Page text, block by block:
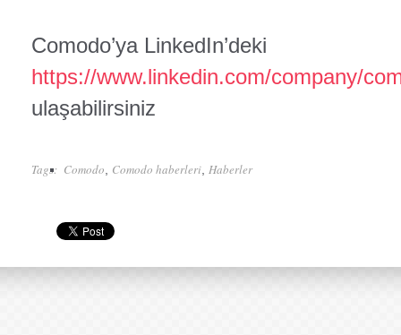
Comodo’ya LinkedIn’deki
https://www.linkedin.com/company/
ulaşabilirsiniz
Tags: Comodo Comodo haberleri Haberler